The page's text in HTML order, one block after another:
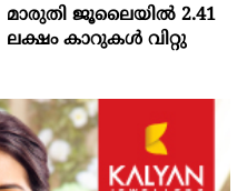
മാരുതി ജൂലൈയിൽ 2.41
ലക്ഷം കാറുകൾ വിറ്റു